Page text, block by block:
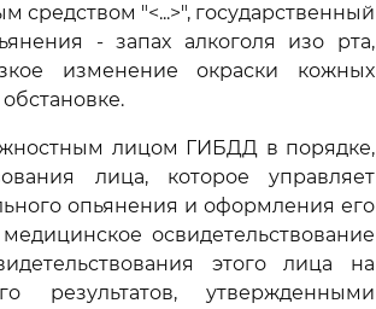
средством "<...>", государственный
- запах алкоголя изо рта,
изменение окраски кожных
лицом ГИБДД в порядке,
лица, которое управляет
опьянения и оформления его
освидетельствование
этого лица на
утвержденными